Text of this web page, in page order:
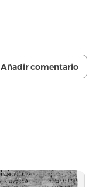
Añadir comentario